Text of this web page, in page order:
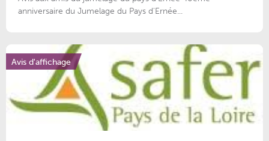
anniversaire du Jumelage du Pays d'Ernée...
Avis d'affichage